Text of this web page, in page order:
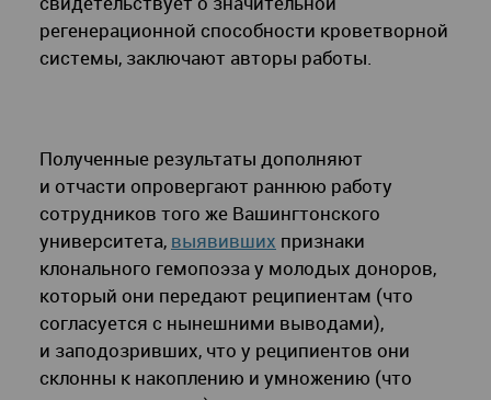
регенерационной способности кроветворной
системы, заключают авторы работы.
Полученные результаты дополняют
и отчасти опровергают раннюю работу
сотрудников того же Вашингтонского
университета, выявивших признаки
клонального гемопоэза у молодых доноров,
который они передают реципиентам (что
согласуется с нынешними выводами),
и заподозривших, что у реципиентов они
склонны к накоплению и умножению (что